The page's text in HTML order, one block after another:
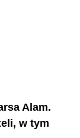
Alam.
w tym